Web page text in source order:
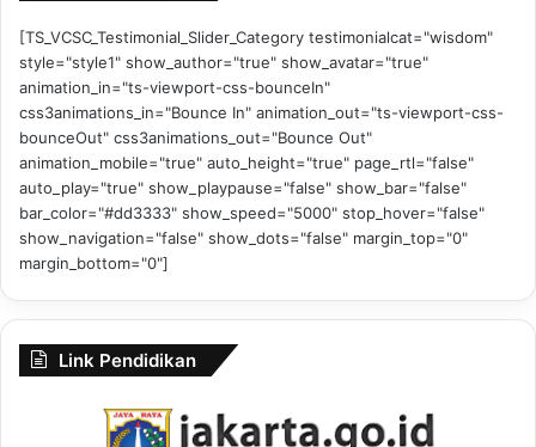
[TS_VCSC_Testimonial_Slider_Category testimonialcat="wisdom"
style="style1" show_author="true" show_avatar="true"
animation_in="ts-viewport-css-bounceIn"
css3animations_in="Bounce In" animation_out="ts-viewport-css-
bounceOut" css3animations_out="Bounce Out"
animation_mobile="true" auto_height="true" page_rtl="false"
auto_play="true" show_playpause="false" show_bar="false"
bar_color="#dd3333" show_speed="5000" stop_hover="false"
show_navigation="false" show_dots="false" margin_top="0"
margin_bottom="0"]
Link Pendidikan